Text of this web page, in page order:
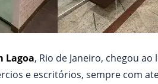
Lagoa, Rio de Janeiro, chegou
e escritórios, sempre com